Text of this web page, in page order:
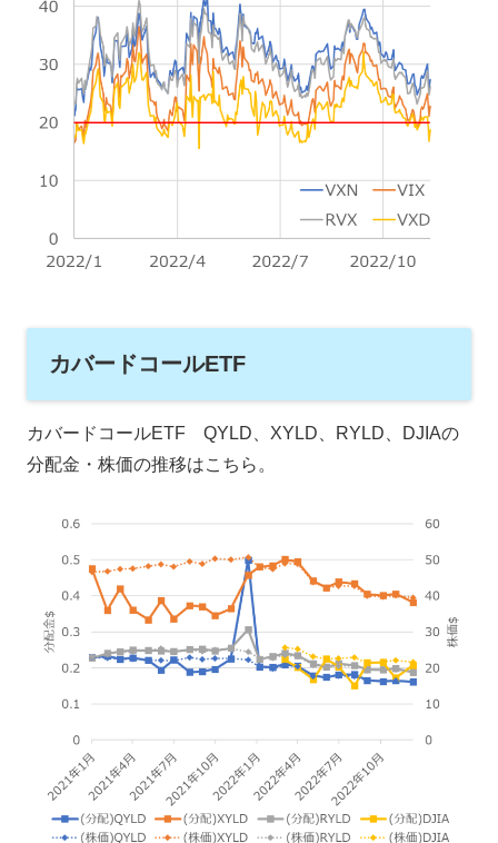
カバードコールETF
カバードコールETF QYLD、XYLD、RYLD、DJIAの
分配金・株価の推移はこちら。